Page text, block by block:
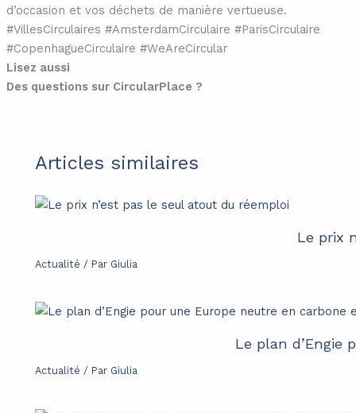
d’occasion et vos déchets de manière vertueuse.
#VillesCirculaires #AmsterdamCirculaire #ParisCirculaire
#CopenhagueCirculaire #WeAreCircular
Lisez aussi
Des questions sur CircularPlace ?
Articles similaires
Le prix
Actualité / Par Giulia
Le plan d’Engie
Actualité / Par Giulia